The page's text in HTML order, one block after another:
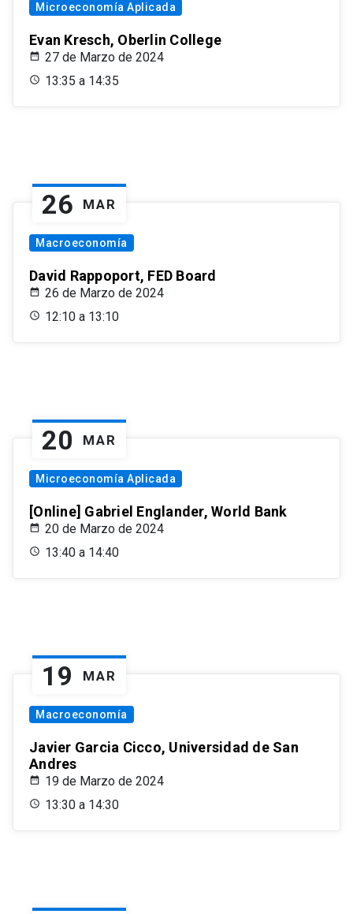
Microeconomía Aplicada
Evan Kresch, Oberlin College
27 de Marzo de 2024
13:35 a 14:35
26 MAR
Macroeconomía
David Rappoport, FED Board
26 de Marzo de 2024
12:10 a 13:10
20 MAR
Microeconomía Aplicada
[Online] Gabriel Englander, World Bank
20 de Marzo de 2024
13:40 a 14:40
19 MAR
Macroeconomía
Javier Garcia Cicco, Universidad de San
Andres
19 de Marzo de 2024
13:30 a 14:30